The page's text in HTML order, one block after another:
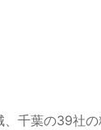
、千葉の39社